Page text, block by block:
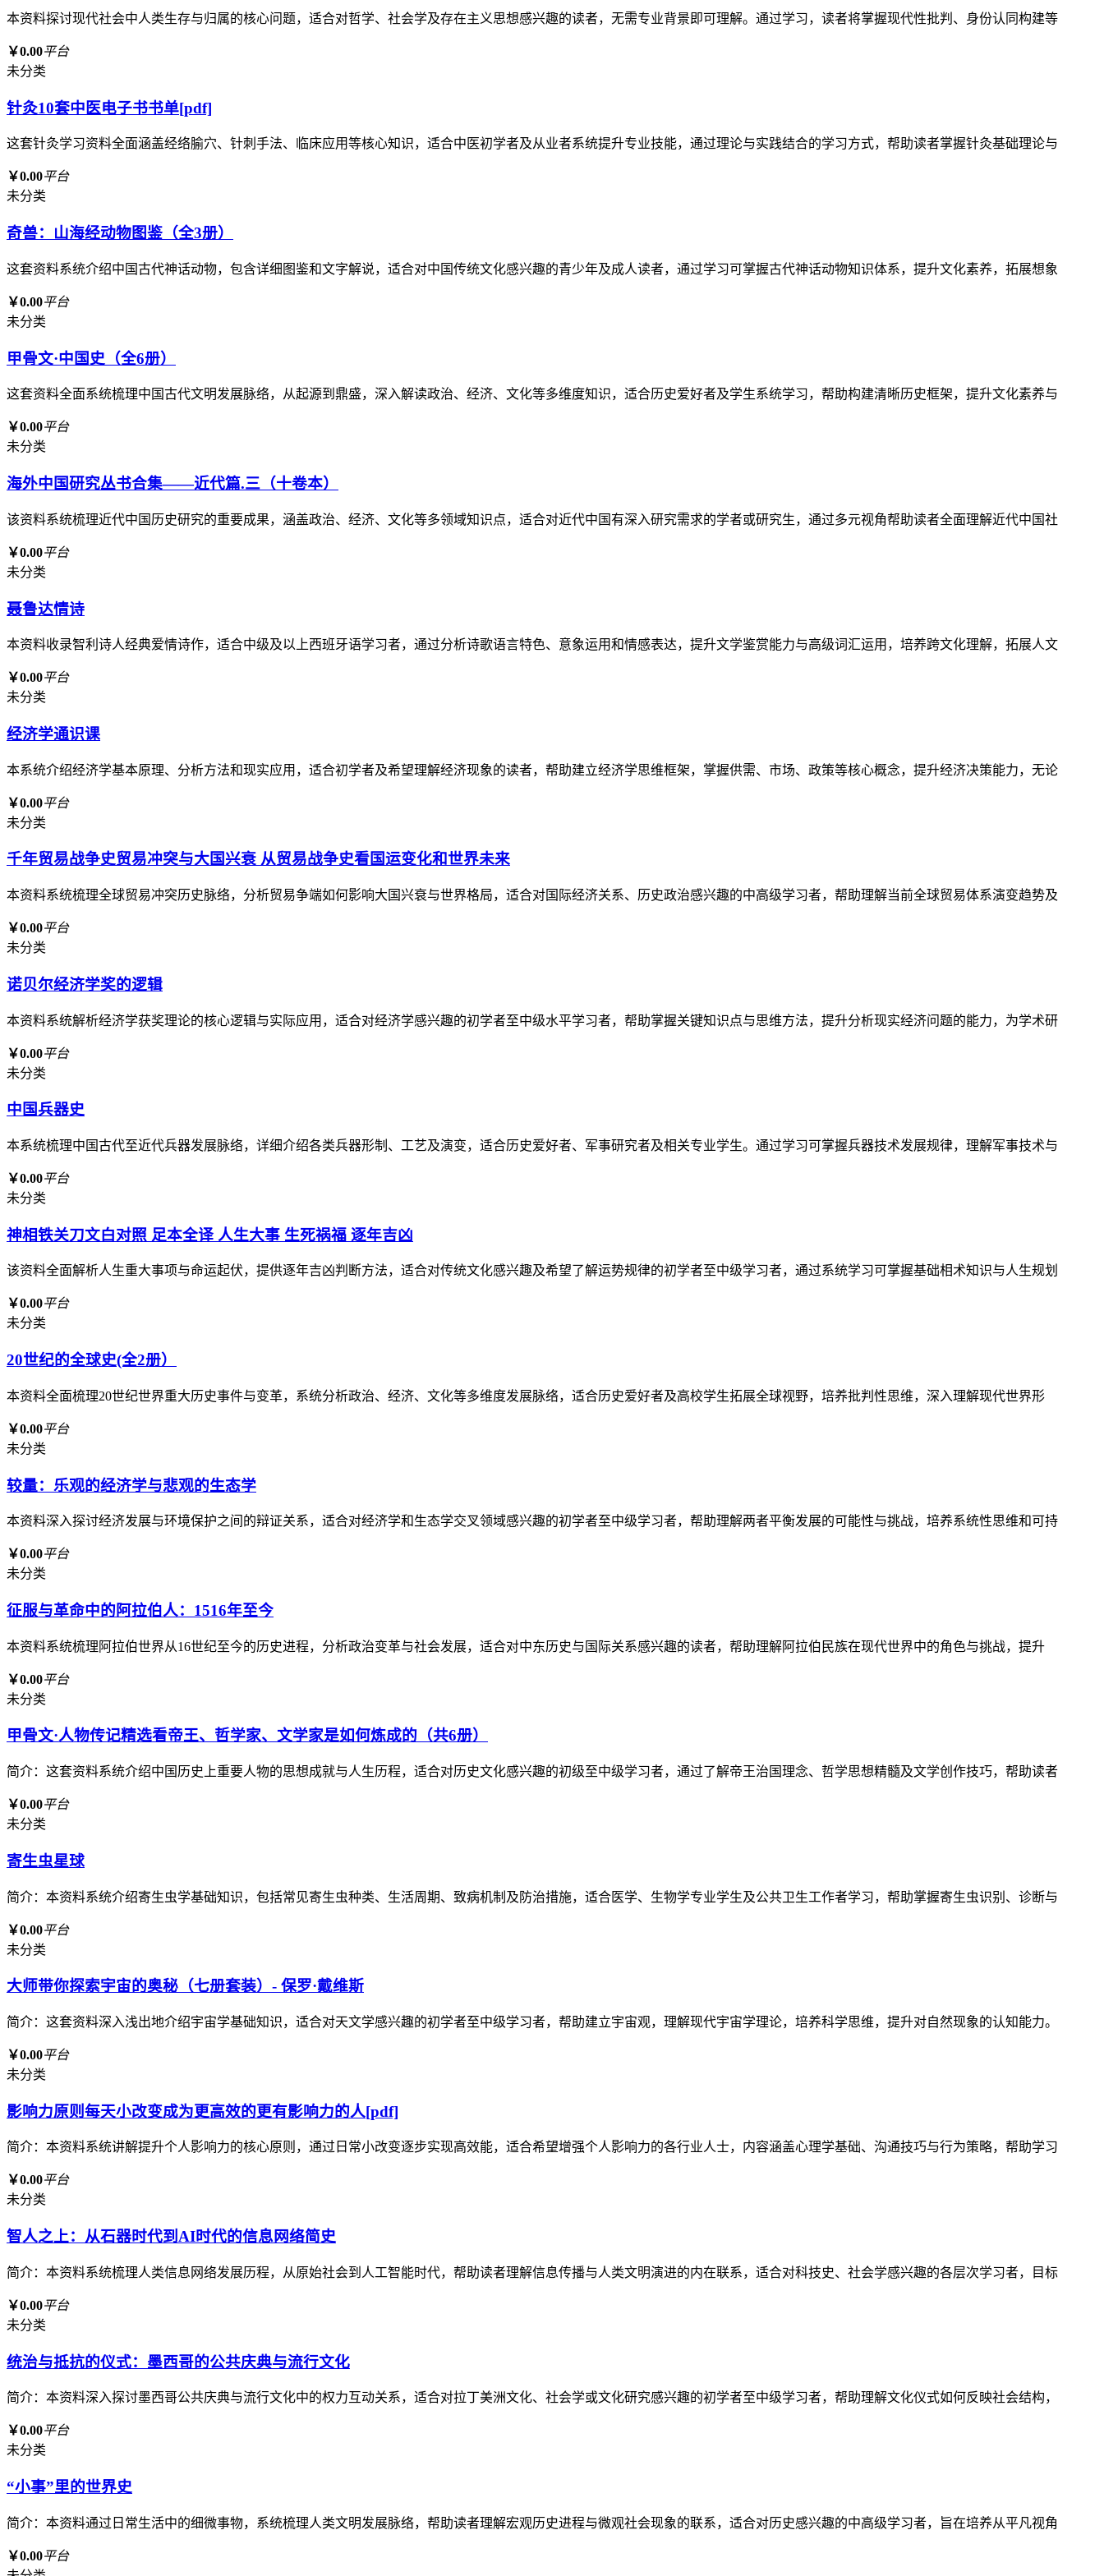
本资料探讨现代社会中人类生存与归属的核心问题，适合对哲学、社会学及存在主义思想感兴趣的读者，无需专业背景即可理解。通过学习，读者将掌握现代性批判、身份认同构建等
￥0.00平台
未分类
针灸10套中医电子书书单[pdf]
这套针灸学习资料全面涵盖经络腧穴、针刺手法、临床应用等核心知识，适合中医初学者及从业者系统提升专业技能，通过理论与实践结合的学习方式，帮助读者掌握针灸基础理论与
￥0.00平台
未分类
奇兽：山海经动物图鉴（全3册）
这套资料系统介绍中国古代神话动物，包含详细图鉴和文字解说，适合对中国传统文化感兴趣的青少年及成人读者，通过学习可掌握古代神话动物知识体系，提升文化素养，拓展想象
￥0.00平台
未分类
甲骨文·中国史（全6册）
这套资料全面系统梳理中国古代文明发展脉络，从起源到鼎盛，深入解读政治、经济、文化等多维度知识，适合历史爱好者及学生系统学习，帮助构建清晰历史框架，提升文化素养与
￥0.00平台
未分类
海外中国研究丛书合集——近代篇.三（十卷本）
该资料系统梳理近代中国历史研究的重要成果，涵盖政治、经济、文化等多领域知识点，适合对近代中国有深入研究需求的学者或研究生，通过多元视角帮助读者全面理解近代中国社
￥0.00平台
未分类
聂鲁达情诗
本资料收录智利诗人经典爱情诗作，适合中级及以上西班牙语学习者，通过分析诗歌语言特色、意象运用和情感表达，提升文学鉴赏能力与高级词汇运用，培养跨文化理解，拓展人文
￥0.00平台
未分类
经济学通识课
本系统介绍经济学基本原理、分析方法和现实应用，适合初学者及希望理解经济现象的读者，帮助建立经济学思维框架，掌握供需、市场、政策等核心概念，提升经济决策能力，无论
￥0.00平台
未分类
千年贸易战争史贸易冲突与大国兴衰 从贸易战争史看国运变化和世界未来
本资料系统梳理全球贸易冲突历史脉络，分析贸易争端如何影响大国兴衰与世界格局，适合对国际经济关系、历史政治感兴趣的中高级学习者，帮助理解当前全球贸易体系演变趋势及
￥0.00平台
未分类
诺贝尔经济学奖的逻辑
本资料系统解析经济学获奖理论的核心逻辑与实际应用，适合对经济学感兴趣的初学者至中级水平学习者，帮助掌握关键知识点与思维方法，提升分析现实经济问题的能力，为学术研
￥0.00平台
未分类
中国兵器史
本系统梳理中国古代至近代兵器发展脉络，详细介绍各类兵器形制、工艺及演变，适合历史爱好者、军事研究者及相关专业学生。通过学习可掌握兵器技术发展规律，理解军事技术与
￥0.00平台
未分类
神相铁关刀文白对照 足本全译 人生大事 生死祸福 逐年吉凶
该资料全面解析人生重大事项与命运起伏，提供逐年吉凶判断方法，适合对传统文化感兴趣及希望了解运势规律的初学者至中级学习者，通过系统学习可掌握基础相术知识与人生规划
￥0.00平台
未分类
20世纪的全球史(全2册）
本资料全面梳理20世纪世界重大历史事件与变革，系统分析政治、经济、文化等多维度发展脉络，适合历史爱好者及高校学生拓展全球视野，培养批判性思维，深入理解现代世界形
￥0.00平台
未分类
较量：乐观的经济学与悲观的生态学
本资料深入探讨经济发展与环境保护之间的辩证关系，适合对经济学和生态学交叉领域感兴趣的初学者至中级学习者，帮助理解两者平衡发展的可能性与挑战，培养系统性思维和可持
￥0.00平台
未分类
征服与革命中的阿拉伯人：1516年至今
本资料系统梳理阿拉伯世界从16世纪至今的历史进程，分析政治变革与社会发展，适合对中东历史与国际关系感兴趣的读者，帮助理解阿拉伯民族在现代世界中的角色与挑战，提升
￥0.00平台
未分类
甲骨文·人物传记精选看帝王、哲学家、文学家是如何炼成的（共6册）
简介：这套资料系统介绍中国历史上重要人物的思想成就与人生历程，适合对历史文化感兴趣的初级至中级学习者，通过了解帝王治国理念、哲学思想精髓及文学创作技巧，帮助读者
￥0.00平台
未分类
寄生虫星球
简介：本资料系统介绍寄生虫学基础知识，包括常见寄生虫种类、生活周期、致病机制及防治措施，适合医学、生物学专业学生及公共卫生工作者学习，帮助掌握寄生虫识别、诊断与
￥0.00平台
未分类
大师带你探索宇宙的奥秘（七册套装）- 保罗·戴维斯
简介：这套资料深入浅出地介绍宇宙学基础知识，适合对天文学感兴趣的初学者至中级学习者，帮助建立宇宙观，理解现代宇宙学理论，培养科学思维，提升对自然现象的认知能力。
￥0.00平台
未分类
影响力原则每天小改变成为更高效的更有影响力的人[pdf]
简介：本资料系统讲解提升个人影响力的核心原则，通过日常小改变逐步实现高效能，适合希望增强个人影响力的各行业人士，内容涵盖心理学基础、沟通技巧与行为策略，帮助学习
￥0.00平台
未分类
智人之上：从石器时代到AI时代的信息网络简史
简介：本资料系统梳理人类信息网络发展历程，从原始社会到人工智能时代，帮助读者理解信息传播与人类文明演进的内在联系，适合对科技史、社会学感兴趣的各层次学习者，目标
￥0.00平台
未分类
统治与抵抗的仪式：墨西哥的公共庆典与流行文化
简介：本资料深入探讨墨西哥公共庆典与流行文化中的权力互动关系，适合对拉丁美洲文化、社会学或文化研究感兴趣的初学者至中级学习者，帮助理解文化仪式如何反映社会结构，
￥0.00平台
未分类
“小事”里的世界史
简介：本资料通过日常生活中的细微事物，系统梳理人类文明发展脉络，帮助读者理解宏观历史进程与微观社会现象的联系，适合对历史感兴趣的中高级学习者，旨在培养从平凡视角
￥0.00平台